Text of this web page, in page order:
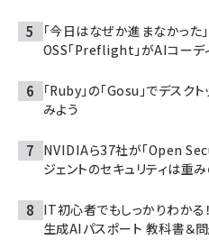
「今日はなぜか進まなかった
OSS「Preflight」がAIコーデ
「Ruby」の「Gosu」でデスク
みよう
NVIDIAら37社が「Open
ジェントのセキュリティは重
IT初心者でもしっかりわかる
生成AIパスポート 教科書＆問